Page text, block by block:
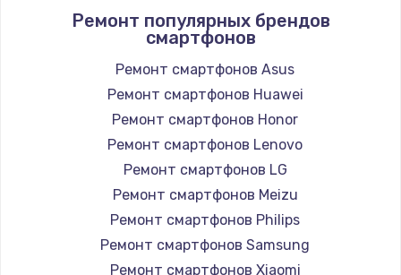
Ремонт популярных брендов
смартфонов
Ремонт смартфонов Asus
Ремонт смартфонов Huawei
Ремонт смартфонов Honor
Ремонт смартфонов Lenovo
Ремонт смартфонов LG
Ремонт смартфонов Meizu
Ремонт смартфонов Philips
Ремонт смартфонов Samsung
Ремонт смартфонов Xiaomi